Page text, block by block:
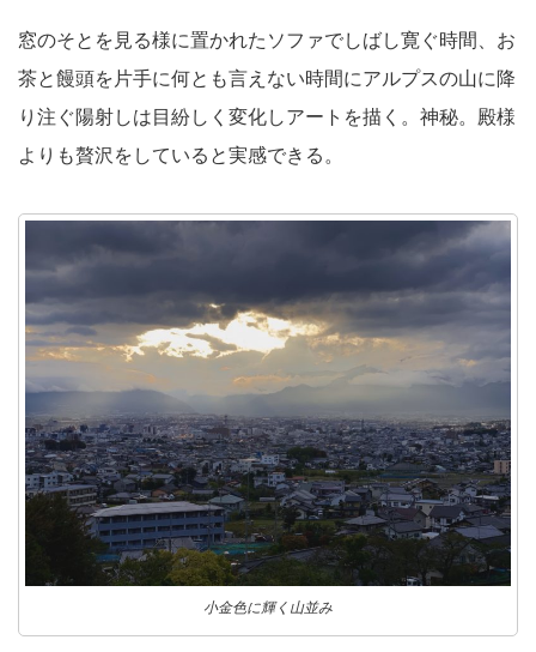
窓のそとを見る様に置かれたソファでしばし寛ぐ時間、お
茶と饅頭を片手に何とも言えない時間にアルプスの山に降
り注ぐ陽射しは目紛しく変化しアートを描く。神秘。殿様
よりも贅沢をしていると実感できる。
小金色に輝く山並み